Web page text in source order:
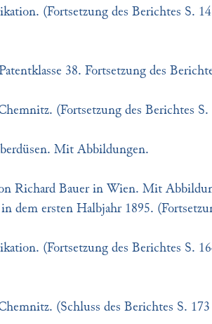
(Fortsetzung des Berichtes S.
38. Fortsetzung des
(Fortsetzung des Berichtes S.
Mit Abbildungen.
Richard Bauer in Wien. Mit
dem ersten Halbjahr 1895.
(Fortsetzung des Berichtes S.
(Schluss des Berichtes S.